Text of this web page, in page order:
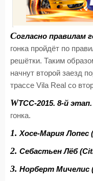
Согласно правилам
гонка пройдёт по
решётки. Таким
начнут второй заезд
трассе Vila Real со
WTCC-2015. 8-й
гонка.
1. Хосе-Мария Лопес
2. Себастьен Лёб
3. Норберт Мичелис